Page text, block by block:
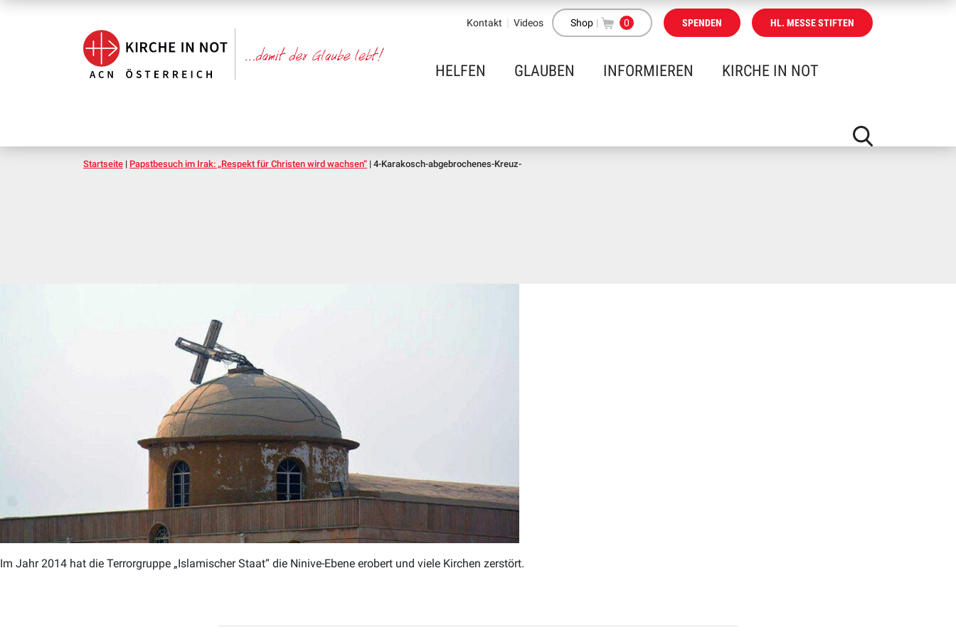
Kontakt Videos Shop | 0 SPENDEN HL. MESSE STIFTEN
HELFEN GLAUBEN INFORMIEREN KIRCHE IN NOT
Startseite | Papstbesuch im Irak: „Respekt für Christen wird wachsen“ | 4-Karakosch-abgebrochenes-Kreuz-
Im Jahr 2014 hat die Terrorgruppe „Islamischer Staat“ die Ninive-Ebene erobert und viele Kirchen zerstört.